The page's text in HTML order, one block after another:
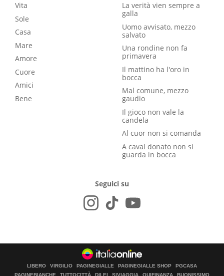
Vita
Sole
Casa
Mare
Amore
Cuore
Amici
Bene
La verità vien sempre a
galla
Uomo avvisato, mezzo
salvato
Una rondine non fa
primavera
Il mattino ha l'oro in
bocca
Mal comune, mezzo
gaudio
Il gioco non vale la
candela
Al cuor non si comanda
A caval donato non si
guarda in bocca
Seguici su
LIBERO VIRGILIO PAGINEGIALLE PAGINEGIALLE SHOP
PGCASA